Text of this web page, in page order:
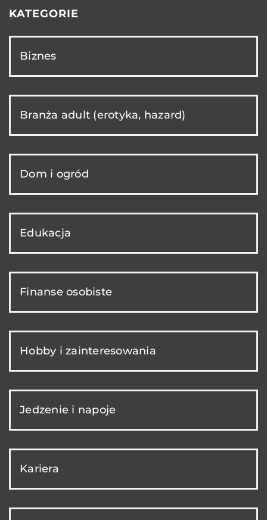
KATEGORIE
Biznes
Branża adult (erotyka, hazard)
Dom i ogród
Edukacja
Finanse osobiste
Hobby i zainteresowania
Jedzenie i napoje
Kariera